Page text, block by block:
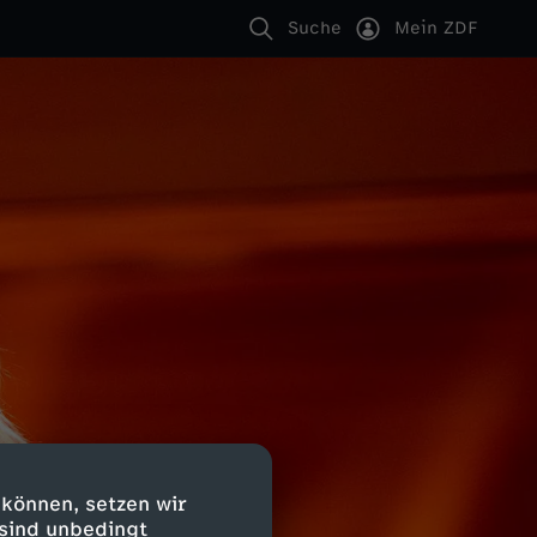
setzen wir
unbedingt
Suche Mein ZDF